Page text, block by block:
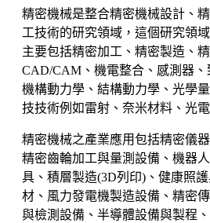
精密機械是整合精密機械設計、
工技術的研究領域，這個研究領
主要包括精密加工、精密製造、
CAD/CAM、機電整合、感測器、
機構動力學、結構動力學、光學
技技術例如雷射、奈米材料、光
精密機械之產業應用包括精密儀
精密齒輪加工與量測設備、機器
具、積層製造(3D列印)、健康照
材、風力發電機製造設備、精密
與檢測設備、半導體設備與製程